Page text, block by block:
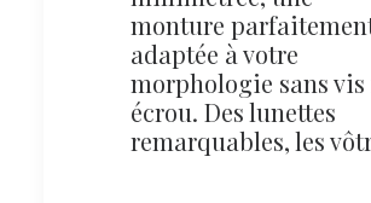
monture
adaptée à votre
morphologie sans
écrou. Des lunettes
remarquables, les